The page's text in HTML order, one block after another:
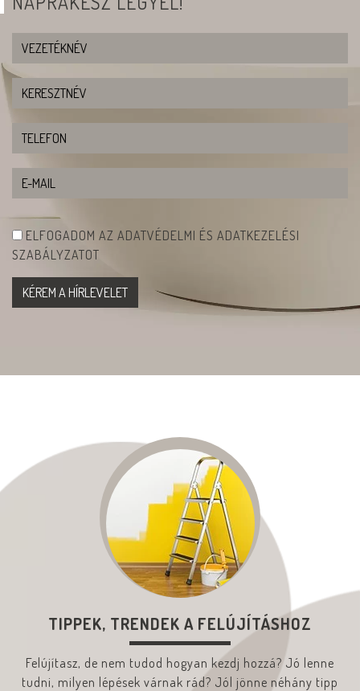
ELFOGADOM AZ ADATVÉDELMI ÉS ADATKEZELÉSI
SZABÁLYZATOT
TIPPEK, TRENDEK A FELÚJÍTÁSHOZ
Felújítasz, de nem tudod hogyan kezdj hozzá? Jó lenne
tudni, milyen lépések várnak rád? Jól jönne néhány tipp